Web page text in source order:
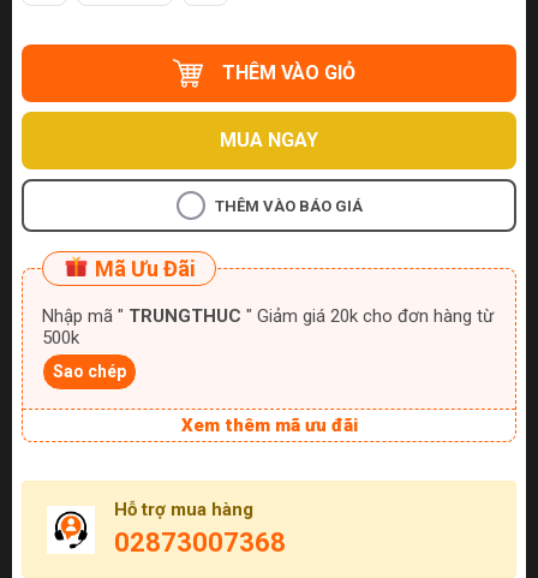
THÊM VÀO GIỎ
MUA NGAY
THÊM VÀO BÁO GIÁ
Mã Ưu Đãi
Nhập mã " TRUNGTHUC " Giảm giá 20k cho đơn hàng từ
500k
Sao chép
Xem thêm mã ưu đãi
Hỗ trợ mua hàng
02873007368